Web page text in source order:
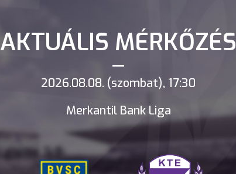
AKTUÁLIS MÉRKŐZÉS
2026.08.08. (szombat), 17:30
Merkantil Bank Liga